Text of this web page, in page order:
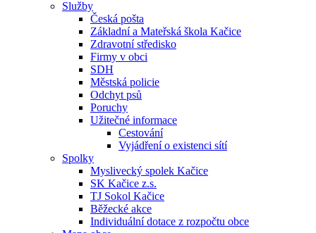
Služby
Česká pošta
Základní a Mateřská škola Kačice
Zdravotní středisko
Firmy v obci
SDH
Městská policie
Odchyt psů
Poruchy
Užitečné informace
Cestování
Vyjádření o existenci sítí
Spolky
Myslivecký spolek Kačice
SK Kačice z.s.
TJ Sokol Kačice
Běžecké akce
Individuální dotace z rozpočtu obce